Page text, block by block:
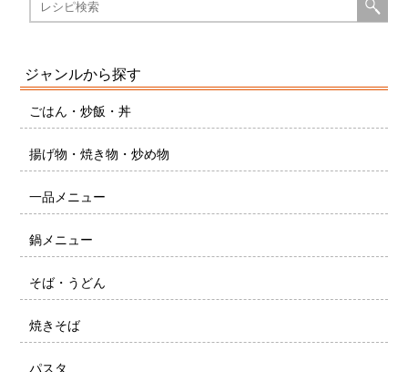
ジャンルから探す
ごはん・炒飯・丼
揚げ物・焼き物・炒め物
一品メニュー
鍋メニュー
そば・うどん
焼きそば
パスタ